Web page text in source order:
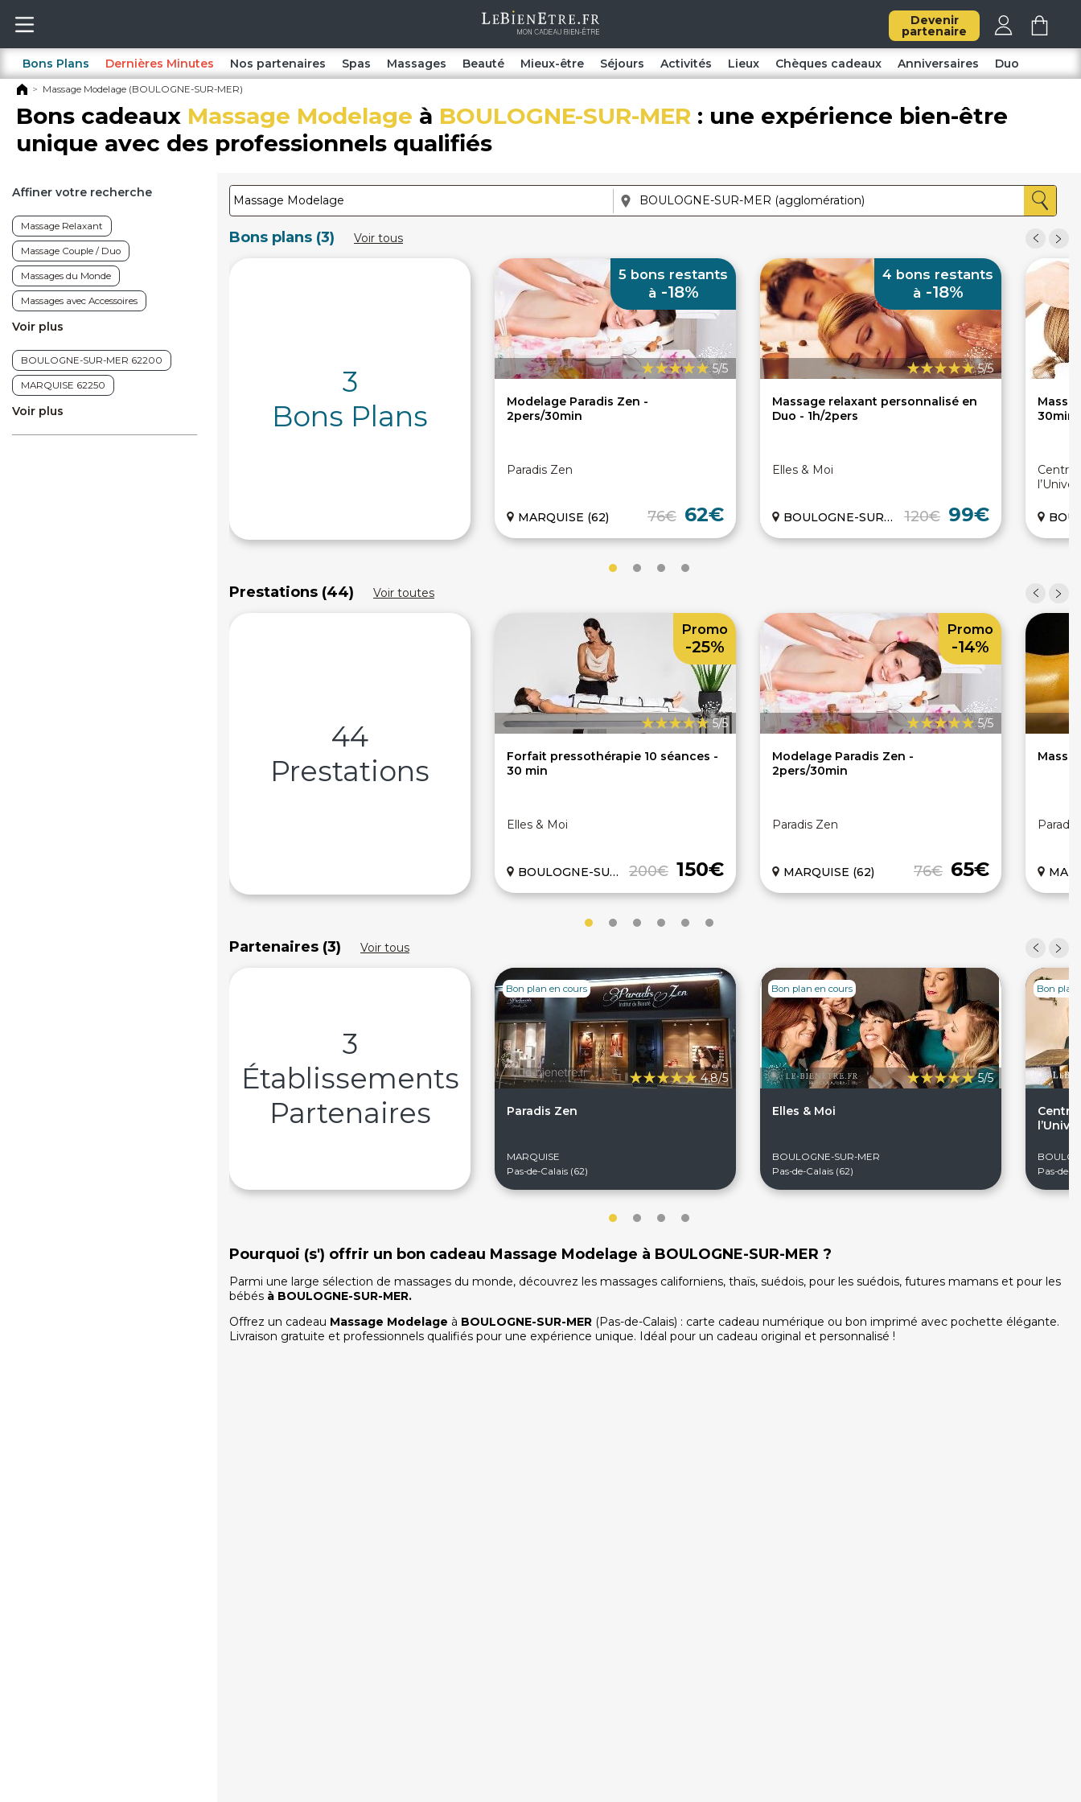
Devenir
partenaire
Bons Plans Dernières Minutes Nos partenaires Spas Massages Beauté Mieux-être Séjours Activités Lieux Chèques cadeaux Anniversaires Duo
Massage Modelage (BOULOGNE-SUR-MER)
Bons cadeaux Massage Modelage à BOULOGNE-SUR-MER : une expérience bien-être
unique avec des professionnels qualifiés
Affiner votre recherche
Massage Relaxant
Massage Couple / Duo
Massages du Monde
Massages avec Accessoires
Massage bien-être
Massage Minceur
Massage Energétique
Voir plus
BOULOGNE-SUR-MER 62200
MARQUISE 62250
Voir plus
Bons plans (3) Voir tous
3
Bons Plans
5/5
Modelage Paradis Zen -
2pers/30min
Paradis Zen
76€ 62€
MARQUISE (62)
5 bons restants
à -18%
5/5
Massage relaxant personnalisé en
Duo - 1h/2pers
Elles & Moi
120€ 99€
BOULOGNE-SUR-MER (62)
4 bons restants
à -18%
30min
Centre
Prestations (44) Voir toutes
44
Prestations
5/5
Forfait pressothérapie 10 séances -
30 min
Elles & Moi
200€ 150€
BOULOGNE-SUR-MER (62)
Promo
-25%
5/5
Modelage Paradis Zen -
2pers/30min
Paradis Zen
76€ 65€
MARQUISE (62)
Promo
-14%
Partenaires (3) Voir tous
3
Établissements
Partenaires
4,8/5
Paradis Zen
MARQUISE
Pas-de-Calais (62)
Bon plan en cours
5/5
Elles & Moi
BOULOGNE-SUR-MER
Pas-de-Calais (62)
Bon plan en cours
Pas-de-
Bon plan
Pourquoi (s') offrir un bon cadeau Massage Modelage à BOULOGNE-SUR-MER ?
Parmi une large sélection de massages du monde, découvrez les massages californiens, thaïs, suédois, pour les suédois, futures mamans et pour les
bébés à BOULOGNE-SUR-MER.
Offrez un cadeau Massage Modelage à BOULOGNE-SUR-MER (Pas-de-Calais) : carte cadeau numérique ou bon imprimé avec pochette élégante.
Livraison gratuite et professionnels qualifiés pour une expérience unique. Idéal pour un cadeau original et personnalisé !